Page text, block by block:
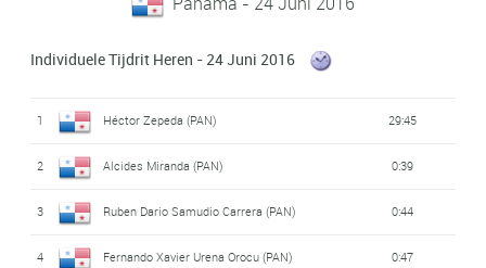
Individuele Tijdrit Heren - 24 Juni 2016
1 Héctor Zepeda (PAN) 29:45
2 Alcides Miranda (PAN) 0:39
3 Ruben Dario Samudio Carrera (PAN) 0:44
4 Fernando Xavier Urena Orocu (PAN) 0:47